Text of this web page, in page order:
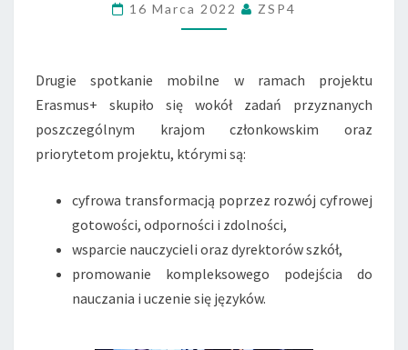
PROJEKTU
16 Marca 2022 ZSP4
Drugie spotkanie mobilne w ramach projektu
Erasmus+ skupiło się wokół zadań przyznanych
poszczególnym krajom członkowskim oraz
priorytetom projektu, którymi są:
cyfrowa transformacją poprzez rozwój cyfrowej
gotowości, odporności i zdolności,
wsparcie nauczycieli oraz dyrektorów szkół,
promowanie kompleksowego podejścia do
nauczania i uczenie się języków.